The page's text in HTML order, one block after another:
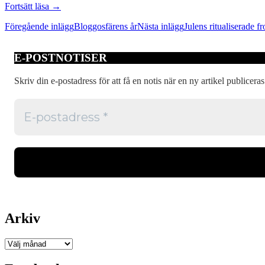
Fortsätt läsa Julens
frosseri
→
Inläggsnavigering
Föregående inläggBloggosfärens årNästa inläggJulens ritualiserade
E-POSTNOTISER
Skriv din e-postadress för att få en notis när en ny artikel
Arkiv
Arkiv